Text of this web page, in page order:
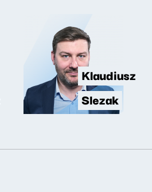
Klaudiusz
Slezak